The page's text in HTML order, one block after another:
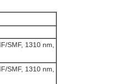
SMF, 1310 nm,
SMF, 1310 nm,